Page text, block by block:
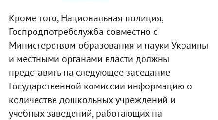
Кроме того, Национальная полиция,
Госпродпотребслужба совместно с
Министерством образования и науки Украины
и местными органами власти должны
представить на следующее заседание
Государственной комиссии информацию о
количестве дошкольных учреждений и
учебных заведений, работающих на